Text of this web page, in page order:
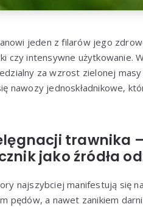
jeden z filarów jego
czy intensywne użytkowanie.
za wzrost zielonej masy
nawozy jednoskładnikowe,
trawnika
jako źródła
najszybciej manifestują się na
pędów, a nawet zanikiem